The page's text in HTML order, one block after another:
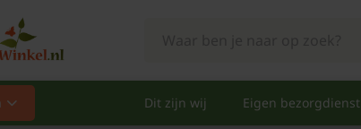
Dit zijn wij Eigen bezorgdienst